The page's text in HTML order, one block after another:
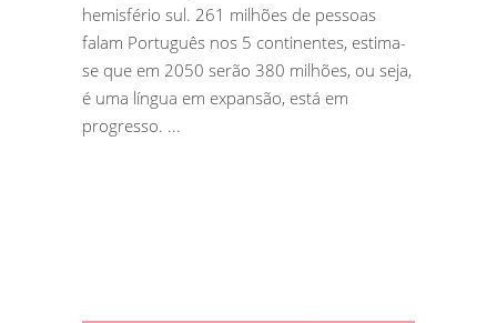
hemisfério sul. 261 milhões de pessoas
falam Português nos 5 continentes, estima-
se que em 2050 serão 380 milhões, ou seja,
é uma língua em expansão, está em
progresso.